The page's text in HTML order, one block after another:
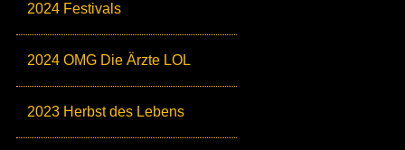
2024 Festivals
2024 OMG Die Ärzte LOL
2023 Herbst des Lebens